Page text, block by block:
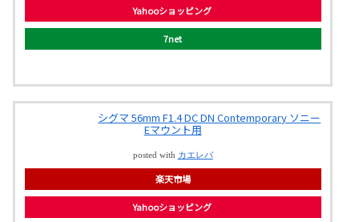
Yahooショッピング
7net
シグマ 56mm F1.4 DC DN Contemporary ソニー
Eマウント用
posted with カエレバ
楽天市場
Yahooショッピング